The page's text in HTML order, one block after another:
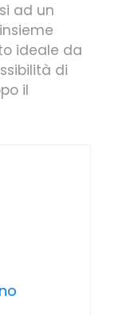
ad un
ideale da
di
il